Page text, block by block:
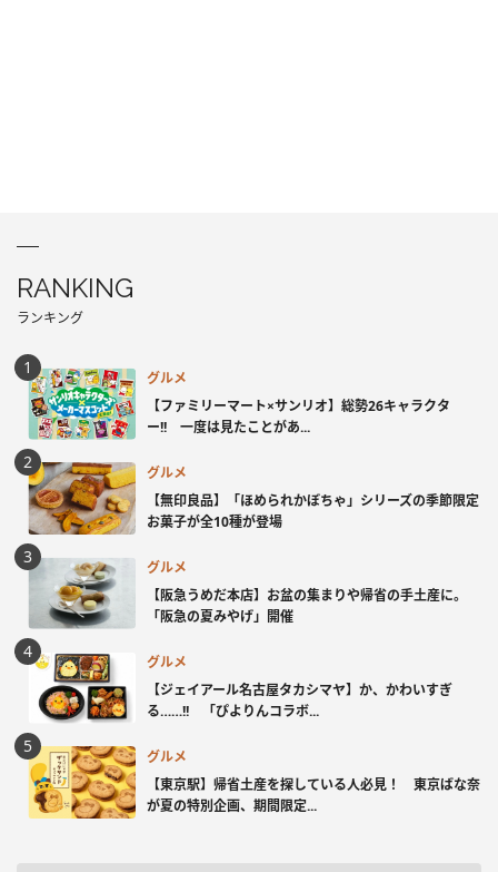
RANKING
ランキング
グルメ
【ファミリーマート×サンリオ】総勢26キャラクタ
ー!! 一度は見たことがあ...
グルメ
【無印良品】「ほめられかぼちゃ」シリーズの季節限定
お菓子が全10種が登場
グルメ
【阪急うめだ本店】お盆の集まりや帰省の手土産に。
「阪急の夏みやげ」開催
グルメ
【ジェイアール名古屋タカシマヤ】か、かわいすぎ
る……!! 「ぴよりんコラボ...
グルメ
【東京駅】帰省土産を探している人必見！ 東京ばな奈
が夏の特別企画、期間限定...